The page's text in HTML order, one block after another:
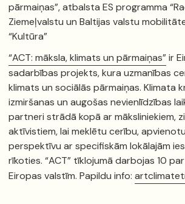
pārmaiņas”, atbalsta ES programma
Ziemeļvalstu un Baltijas valstu
“Kultūra”
“ACT: māksla, klimats un pārmaiņas”ir
sadarbības projekts, kura uzmanības
klimats un sociālās pārmaiņas. Klimata
izmiršanas un augošas nevienlīdzības
partneri strādā kopā ar māksliniekiem,
aktīvistiem, lai meklētu cerību,
perspektīvu ar specifiskām lokālajām
rīkoties. “ACT” tīklojumā darbojas 10
Eiropas valstīm. Papildu info: